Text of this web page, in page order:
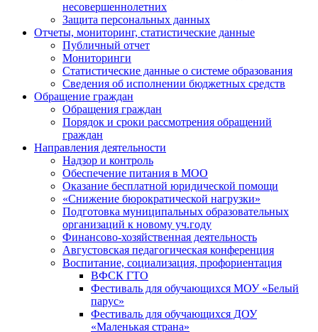
несовершеннолетних
Защита персональных данных
Отчеты, мониторинг, статистические данные
Публичный отчет
Мониторинги
Статистические данные о системе образования
Сведения об исполнении бюджетных средств
Обращение граждан
Обращения граждан
Порядок и сроки рассмотрения обращений
граждан
Направления деятельности
Надзор и контроль
Обеспечение питания в МОО
Оказание бесплатной юридической помощи
«Снижение бюрократической нагрузки»
Подготовка муниципальных образовательных
организаций к новому уч.году
Финансово-хозяйственная деятельность
Августовская педагогическая конференция
Воспитание, социализация, профориентация
ВФСК ГТО
Фестиваль для обучающихся МОУ «Белый
парус»
Фестиваль для обучающихся ДОУ
«Маленькая страна»